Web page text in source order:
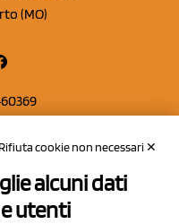
(MO)
50.000,00 i.v.
Rifiuta cookie non necessari ✕
alcuni dati
utenti